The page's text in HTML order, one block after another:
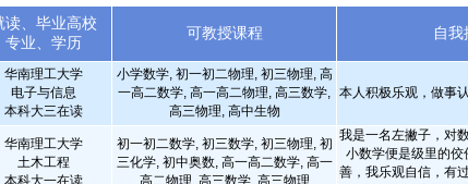
读、毕业高校
专业、学历
可教授课程 自我
华南理工大学
电子与信息
本科大三在读
小学数学, 初一初二物理, 初三物理, 高
一高二数学, 高一高二物理, 高三数学,
高三物理, 高中生物
本人积极乐观，做事
华南理工大学
土木工程
本科大一在读
初一初二数学, 初三数学, 初三物理, 初
三化学, 初中奥数, 高一高二数学, 高一
高二物理, 高三数学, 高三物理
我是一名左撇子，对
小数学便是级里的
善，我乐观自信，有